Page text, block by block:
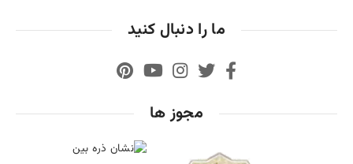
ما را دنبال کنید
مجوز ها